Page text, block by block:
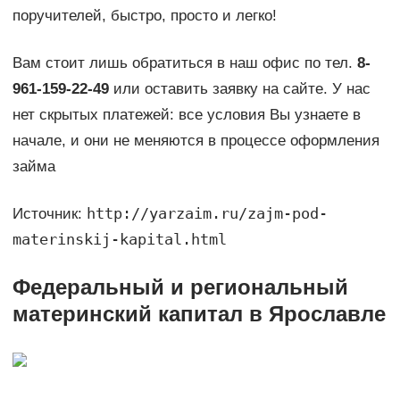
поручителей, быстро, просто и легко!
Вам стоит лишь обратиться в наш офис по тел. 8-
961-159-22-49или оставить заявку на сайте. У нас
нет скрытых платежей: все условия Вы узнаете в
начале, и они не меняются в процессе оформления
займа
Источник: http://yarzaim.ru/zajm-pod-
materinskij-kapital.html
Федеральный и региональный
материнский капитал в Ярославле